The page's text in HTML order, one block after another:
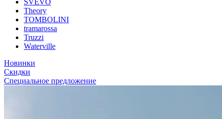
SVEVO
Theory
TOMBOLINI
tramarossa
Truzzi
Waterville
Новинки
Скидки
Специальное предложение